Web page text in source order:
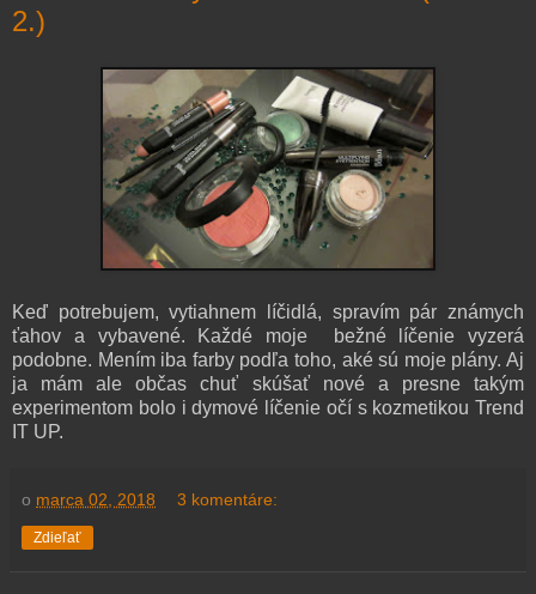
2.)
Keď potrebujem, vytiahnem líčidlá, spravím pár známych
ťahov a vybavené. Každé moje bežné líčenie vyzerá
podobne. Mením iba farby podľa toho, aké sú moje plány. Aj
ja mám ale občas chuť skúšať nové a presne takým
experimentom bolo i dymové líčenie očí s kozmetikou Trend
IT UP.
o marca 02, 2018 3 komentáre:
Zdieľať